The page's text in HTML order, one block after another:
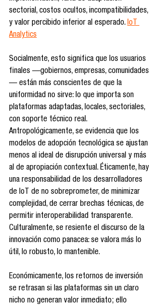
sectorial, costos ocultos, incompatibilidades,
y valor percibido inferior al esperado. IoT
Analytics
Socialmente, esto significa que los usuarios
finales —gobiernos, empresas, comunidades
— están más conscientes de que la
uniformidad no sirve: lo que importa son
plataformas adaptadas, locales, sectoriales,
con soporte técnico real.
Antropológicamente, se evidencia que los
modelos de adopción tecnológica se ajustan
menos al ideal de disrupción universal y más
al de apropiación contextual. Éticamente, hay
una responsabilidad de los desarrolladores
de IoT de no sobreprometer, de minimizar
complejidad, de cerrar brechas técnicas, de
permitir interoperabilidad transparente.
Culturalmente, se resiente el discurso de la
innovación como panacea: se valora más lo
útil, lo robusto, lo mantenible.
Económicamente, los retornos de inversión
se retrasan si las plataformas sin un claro
nicho no generan valor inmediato; ello